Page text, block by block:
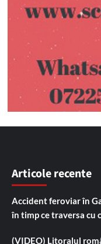
Articole recente
Accident feroviar în
în timp ce traversa cu
(VIDEO) Litoralul